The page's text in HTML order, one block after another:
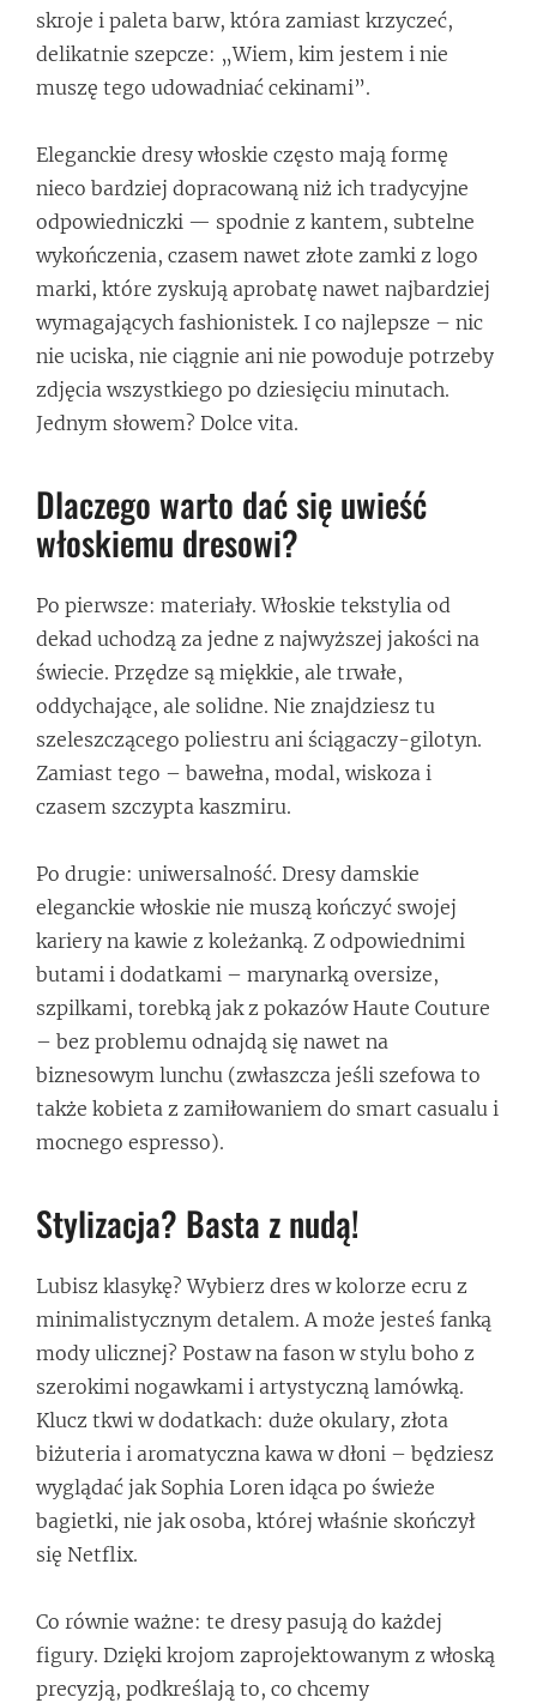
skroje i paleta barw, która zamiast krzyczeć,
delikatnie szepcze: „Wiem, kim jestem i nie
muszę tego udowadniać cekinami”.
Eleganckie dresy włoskie często mają formę
nieco bardziej dopracowaną niż ich tradycyjne
odpowiedniczki — spodnie z kantem, subtelne
wykończenia, czasem nawet złote zamki z logo
marki, które zyskują aprobatę nawet najbardziej
wymagających fashionistek. I co najlepsze – nic
nie uciska, nie ciągnie ani nie powoduje potrzeby
zdjęcia wszystkiego po dziesięciu minutach.
Jednym słowem? Dolce vita.
Dlaczego warto dać się uwieść
włoskiemu dresowi?
Po pierwsze: materiały. Włoskie tekstylia od
dekad uchodzą za jedne z najwyższej jakości na
świecie. Przędze są miękkie, ale trwałe,
oddychające, ale solidne. Nie znajdziesz tu
szeleszczącego poliestru ani ściągaczy-gilotyn.
Zamiast tego – bawełna, modal, wiskoza i
czasem szczypta kaszmiru.
Po drugie: uniwersalność. Dresy damskie
eleganckie włoskie nie muszą kończyć swojej
kariery na kawie z koleżanką. Z odpowiednimi
butami i dodatkami – marynarką oversize,
szpilkami, torebką jak z pokazów Haute Couture
– bez problemu odnajdą się nawet na
biznesowym lunchu (zwłaszcza jeśli szefowa to
także kobieta z zamiłowaniem do smart casualu i
mocnego espresso).
Stylizacja? Basta z nudą!
Lubisz klasykę? Wybierz dres w kolorze ecru z
minimalistycznym detalem. A może jesteś fanką
mody ulicznej? Postaw na fason w stylu boho z
szerokimi nogawkami i artystyczną lamówką.
Klucz tkwi w dodatkach: duże okulary, złota
biżuteria i aromatyczna kawa w dłoni – będziesz
wyglądać jak Sophia Loren idąca po świeże
bagietki, nie jak osoba, której właśnie skończył
się Netflix.
Co równie ważne: te dresy pasują do każdej
figury. Dzięki krojom zaprojektowanym z włoską
precyzją, podkreślają to, co chcemy